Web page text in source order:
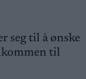
seg til å ønske
til